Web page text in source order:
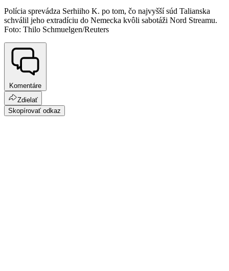
Polícia sprevádza Serhiiho K. po tom, čo najvyšší súd Talianska
schválil jeho extradíciu do Nemecka kvôli sabotáži Nord Streamu.
Foto: Thilo Schmuelgen/Reuters
Komentáre
Zdielať
Skopírovať odkaz